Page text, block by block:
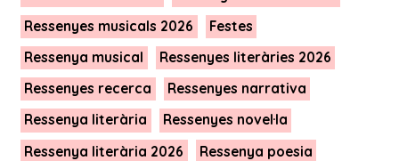
Ressenyes musicals 2026
Festes
Ressenya musical
Ressenyes literàries 2026
Ressenyes recerca
Ressenyes narrativa
Ressenya literària
Ressenyes novel·la
Ressenya literària 2026
Ressenya poesia